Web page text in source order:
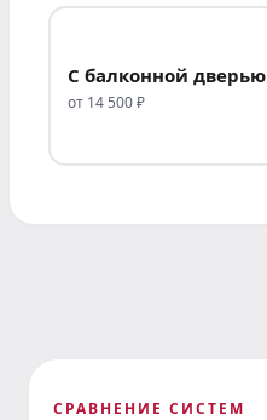
С балконной дверью
от 14 500 ₽
СРАВНЕНИЕ СИСТЕМ